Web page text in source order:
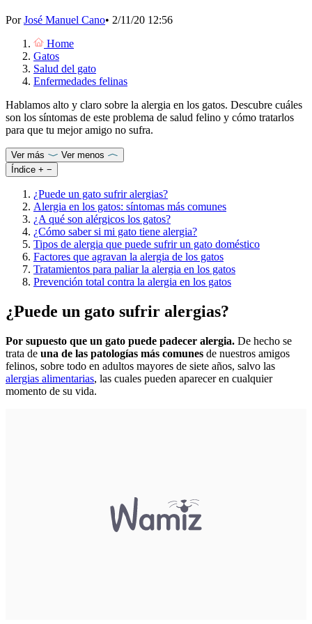
PorJosé Manuel Cano• 2/11/20 12:56
Home
Gatos
Salud del gato
Enfermedades felinas
Hablamos alto y claro sobre la alergia en los gatos. Descubre cuáles
son los síntomas de este problema de salud felino y cómo tratarlos
para que tu mejor amigo no sufra.
Ver más
Ver menos
Índice + −
¿Puede un gato sufrir alergias?
Alergia en los gatos: síntomas más comunes
¿A qué son alérgicos los gatos?
¿Cómo saber si mi gato tiene alergia?
Tipos de alergia que puede sufrir un gato doméstico
Factores que agravan la alergia de los gatos
Tratamientos para paliar la alergia en los gatos
Prevención total contra la alergia en los gatos
¿Puede un gato sufrir alergias?
Por supuesto que un gato puede padecer alergia. De hecho se
trata de una de las patologías más comunes de nuestros amigos
felinos, sobre todo en adultos mayores de siete años, salvo las
alergias alimentarias, las cuales pueden aparecer en cualquier
momento de su vida.